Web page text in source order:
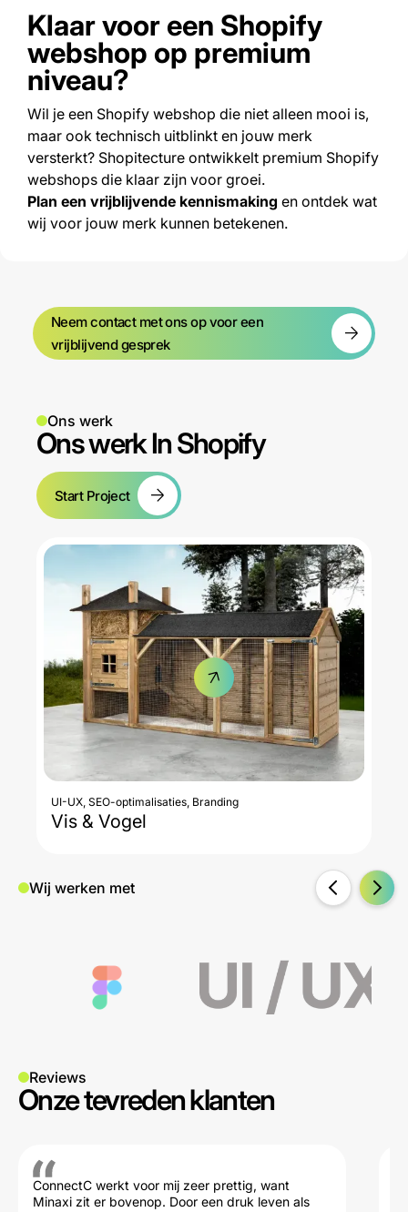
Klaar voor een Shopify
webshop op premium
niveau?
Wil je een Shopify webshop die niet alleen mooi is,
maar ook technisch uitblinkt en jouw merk
versterkt? Shopitecture ontwikkelt premium Shopify
webshops die klaar zijn voor groei.
Plan een vrijblijvende kennismaking en ontdek wat
wij voor jouw merk kunnen betekenen.
Neem contact met ons op voor een
vrijblijvend gesprek
Ons werk
Ons werk In Shopify
Start Project
UI-UX, SEO-optimalisaties, Branding
Vis & Vogel
Wij werken met
Reviews
Onze tevreden klanten
ConnectC werkt voor mij zeer prettig, want
Minaxi zit er bovenop. Door een druk leven als